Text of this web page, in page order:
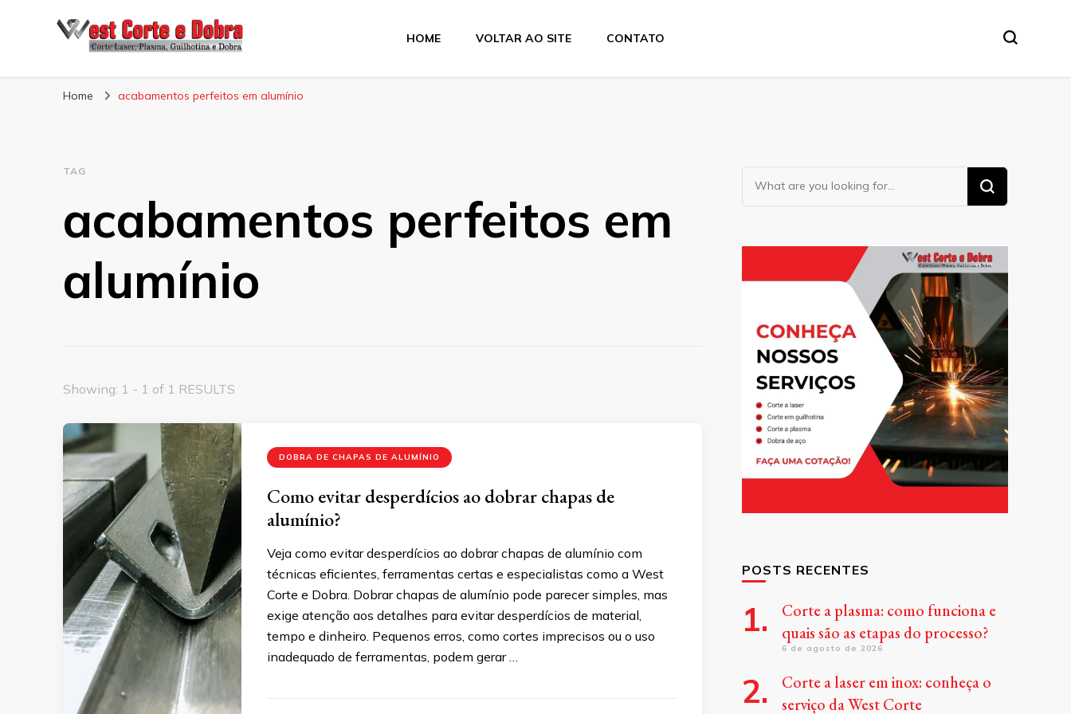
Blog West Corte e Dobra
HOME VOLTAR AO SITE CONTATO
Home acabamentos perfeitos em alumínio
TAG
acabamentos perfeitos em
alumínio
Showing: 1 - 1 of 1 RESULTS
DOBRA DE CHAPAS DE ALUMÍNIO
Como evitar desperdícios ao dobrar chapas de
alumínio?
Veja como evitar desperdícios ao dobrar chapas de alumínio com
técnicas eficientes, ferramentas certas e especialistas como a West
Corte e Dobra. Dobrar chapas de alumínio pode parecer simples, mas
exige atenção aos detalhes para evitar desperdícios de material,
tempo e dinheiro. Pequenos erros, como cortes imprecisos ou o uso
inadequado de ferramentas, podem gerar …
Looking
for
POSTS RECENTES
Corte a plasma: como funciona e
quais são as etapas do processo?
6 de agosto de 2026
Corte a laser em inox: conheça o
serviço da West Corte